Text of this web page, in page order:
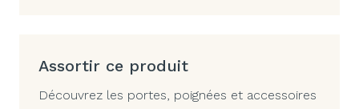
Assortir ce produit
Découvrez les portes, poignées et accessoires